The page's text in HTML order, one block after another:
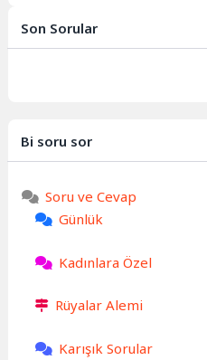
Son Sorular
Bi soru sor
Soru ve Cevap
Günlük
Kadınlara Özel
Rüyalar Alemi
Karışık Sorular